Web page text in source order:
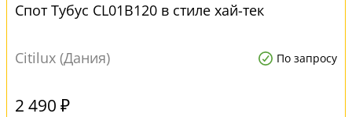
Спот Тубус CL01B120 в стиле хай-тек
Citilux (Дания) По запросу
2 490 ₽